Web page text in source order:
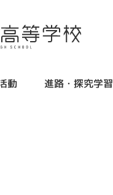
動 進路・探究学習